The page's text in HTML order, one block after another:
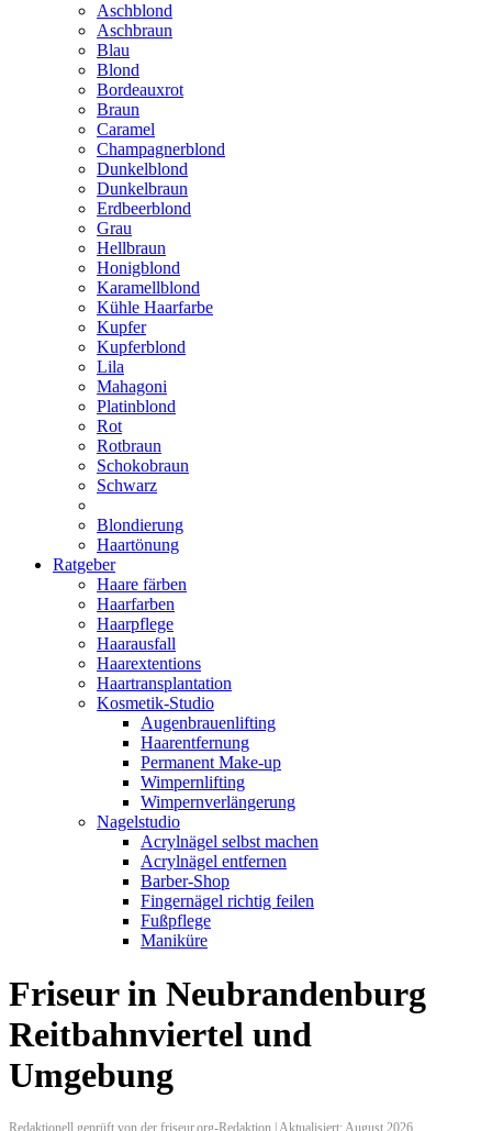
Aschblond
Aschbraun
Blau
Blond
Bordeauxrot
Braun
Caramel
Champagnerblond
Dunkelblond
Dunkelbraun
Erdbeerblond
Grau
Hellbraun
Honigblond
Karamellblond
Kühle Haarfarbe
Kupfer
Kupferblond
Lila
Mahagoni
Platinblond
Rot
Rotbraun
Schokobraun
Schwarz
Blondierung
Haartönung
Ratgeber
Haare färben
Haarfarben
Haarpflege
Haarausfall
Haarextentions
Haartransplantation
Kosmetik-Studio
Augenbrauenlifting
Haarentfernung
Permanent Make-up
Wimpernlifting
Wimpernverlängerung
Nagelstudio
Acrylnägel selbst machen
Acrylnägel entfernen
Barber-Shop
Fingernägel richtig feilen
Fußpflege
Maniküre
Friseur in Neubrandenburg
Reitbahnviertel und
Umgebung
Redaktionell geprüft von der friseur.org-Redaktion | Aktualisiert: August 2026